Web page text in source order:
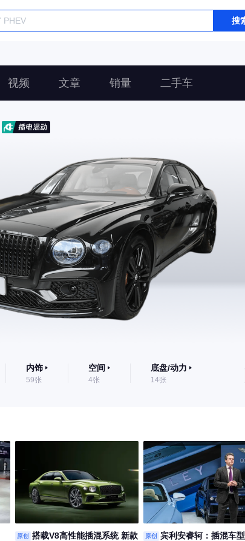
搜
视频 文章 销量 二手车
内饰
59张
空间
4张
底盘/动力
14张
原创
搭载V8高性能插混系统 新款
原创
宾利安睿轲：插混车